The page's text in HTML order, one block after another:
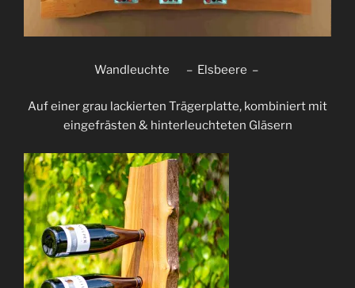
Wandleuchte – Elsbeere –
Auf einer grau lackierten Trägerplatte, kombiniert mit
eingefrästen & hinterleuchteten Gläsern